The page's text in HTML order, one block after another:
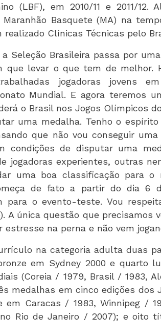
(LBF), em 2010/11 e 2011/12.
Basquete (MA) na
Clínicas Técnicas pelo
Seleção Brasileira passa por
que levar o que tem de melhor.
jogadoras jovens
Mundial. E agora teremos
o Brasil nos Jogos Olímpicos
uma medalha. Tenho o
que não vou conseguir
condições de disputar uma
jogadoras experientes, outras
uma boa classificação para o
de fato a partir do dia 6
para o evento-teste. Vou
A única questão que precisamos
na perna e não vem
na categoria adulta duas
em Sydney 2000 e quarto
(Coreia / 1979, Brasil / 1983,
medalhas em cinco edições dos
em Caracas / 1983, Winnipeg /
Rio de Janeiro / 2007); e oito